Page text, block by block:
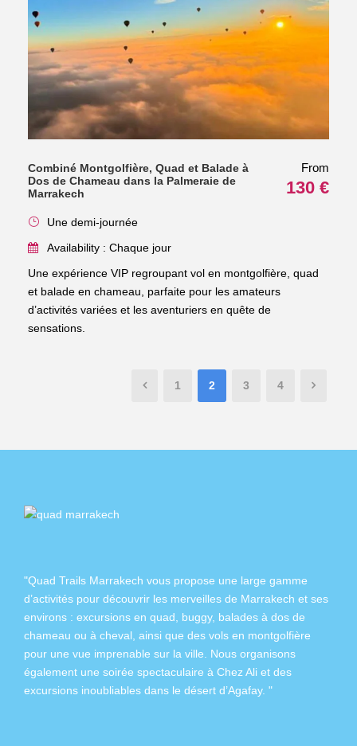
Combiné Montgolfière, Quad et Balade à
Dos de Chameau dans la Palmeraie de
Marrakech
From
130 €
Une demi-journée
Availability : Chaque jour
Une expérience VIP regroupant vol en montgolfière, quad
et balade en chameau, parfaite pour les amateurs
d’activités variées et les aventuriers en quête de
sensations.
1 2 3 4
"Quad Trails Marrakech vous propose une large gamme
d’activités pour découvrir les merveilles de Marrakech et ses
environs : excursions en quad buggy, balades à dos de
chameau ou à cheval , ainsi que des vols en montgolfière
pour une vue imprenable sur la ville. Nous organisons
également une soirée spectaculaire à Chez Ali et des
excursions inoubliables dans le désert d’Agafay. "